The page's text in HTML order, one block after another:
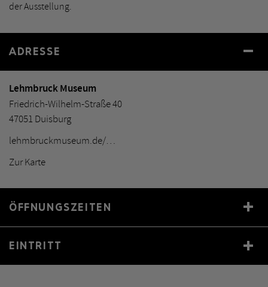
der Ausstellung.
ADRESSE
Lehmbruck Museum
Friedrich-Wilhelm-Straße 40
47051 Duisburg
lehmbruckmuseum.de/…
Zur Karte
ÖFFNUNGSZEITEN
Di–Fr12:00 –17:00
EINTRITT